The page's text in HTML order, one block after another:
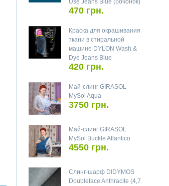
Use Jeans Blue (бочонок)
470 грн.
Краска для окрашивания
ткани в стиральной
машине DYLON Wash &
Dye Jeans Blue
420 грн.
Май-слинг GIRASOL
MySol Aqua
3750 грн.
Май-слинг GIRASOL
MySol Buckle Atlantico
4550 грн.
Слинг-шарф DIDYMOS
Doubleface Anthracite (4,7